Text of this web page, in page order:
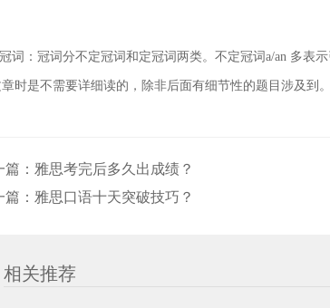
词：冠词分不定冠词和定冠词两类。不定冠词a/an 多表
时是不需要详细读的，除非后面有细节性的题目涉及到
篇： 雅思考完后多久出成绩？
： 雅思口语十天突破技巧？
相关推荐